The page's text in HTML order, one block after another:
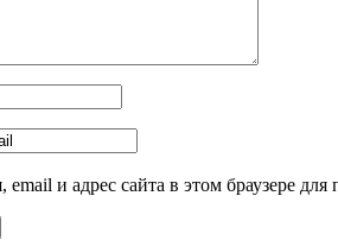
email и адрес сайта в этом браузере